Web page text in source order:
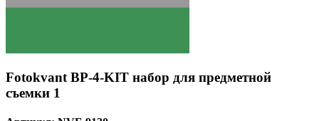
Fotokvant BP-4-KIT набор для предметной
съемки 1